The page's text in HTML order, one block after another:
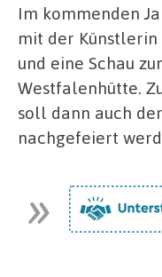
Im kommenden
mit der
und eine Schau
Westfalenhütte.
soll dann auch
nachgefeiert